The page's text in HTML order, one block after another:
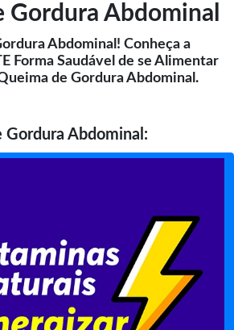
Gordura Abdominal
Abdominal! Conheça a
Forma Saudável de se Alimentar
de Gordura Abdominal.
Gordura Abdominal: